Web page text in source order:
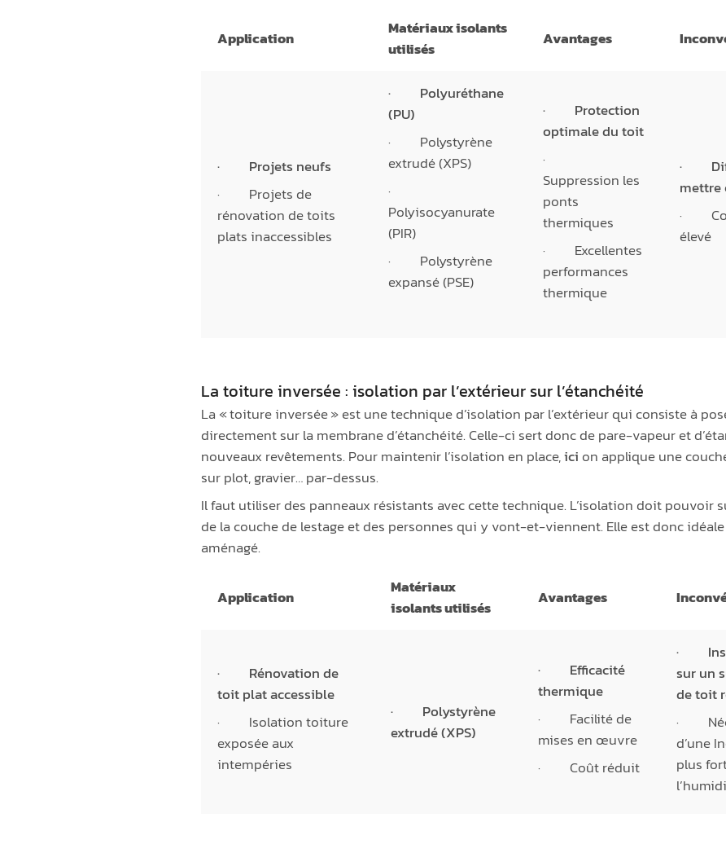
Application
Matériaux isolants
utilisés
Avantages
· Projets neufs
· Projets de
rénovation de toits
plats inaccessibles
· Polyuréthane
(PU)
· Polystyrène
extrudé (XPS)
·
Polyisocyanurate
(PIR)
· Polystyrène
expansé (PSE)
· Protection
optimale du toit
·
Suppression les
ponts
thermiques
· Excellentes
performances
thermique
·
·
élevé
La toiture inversée : isolation par l’extérieur sur l’étanchéité
La « toiture inversée » est une technique d’isolation par l’extérieur qui consiste à
directement sur la membrane d’étanchéité. Celle-ci sert donc de pare-vapeur et
nouveaux revêtements. Pour maintenir l’isolation en place,ici on applique une
sur plot, gravier… par-dessus.
Il faut utiliser des panneaux résistants avec cette technique. L’isolation doit pouvoir
de la couche de lestage et des personnes qui y vont-et-viennent. Elle est donc
aménagé.
Application
Matériaux
isolants utilisés
Avantages
· Rénovation de
toit plat accessible
· Isolation toiture
exposée aux
intempéries
· Polystyrène
extrudé (XPS)
· Efficacité
thermique
· Facilité de
mises en œuvre
· Coût réduit
·
sur un
de toit
·
d’une
plus